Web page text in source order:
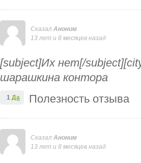
Сказал Аноним
13 лет и 8 месяцев назад
[subject]Их нет[/
шарашкина контора
Полезность отзыва
1 Да
Сказал Аноним
13 лет и 8 месяцев назад